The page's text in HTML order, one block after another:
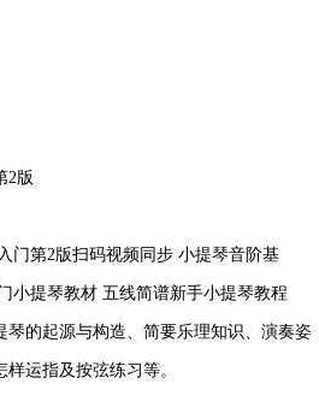
2版
门第2版扫码视频同步 小提琴音阶基
小提琴教材 五线简谱新手小提琴教程
琴的起源与构造、简要乐理知识、演奏姿
运指及按弦练习等。